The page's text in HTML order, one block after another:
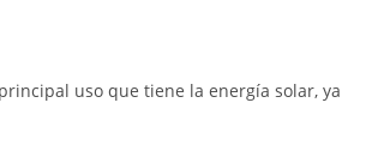
uso que tiene la energía solar, ya